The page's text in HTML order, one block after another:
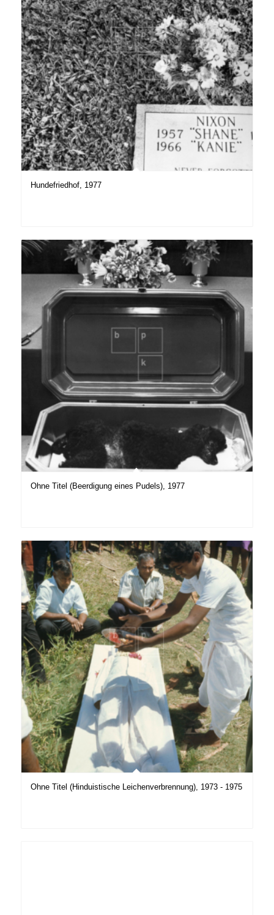
Hundefriedhof, 1977
Ohne Titel (Beerdigung eines Pudels), 1977
Ohne Titel (Hinduistische Leichenverbrennung), 1973 - 1975